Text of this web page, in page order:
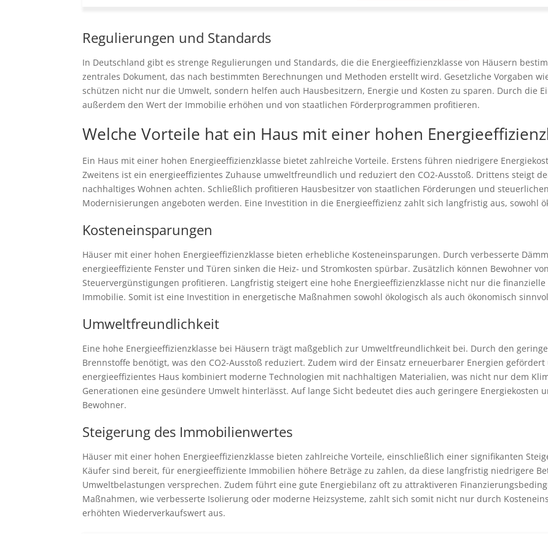
Regulierungen und Standards
In Deutschland gibt es strenge Regulierungen und Standards, die die Energieeffizienzklasse von Häusern
zentrales Dokument, das nach bestimmten Berechnungen und Methoden erstellt wird. Gesetzliche Vorgaben
schützen nicht nur die Umwelt, sondern helfen auch Hausbesitzern, Energie und Kosten zu sparen. Durch die
außerdem den Wert der Immobilie erhöhen und von staatlichen Förderprogrammen profitieren.
Welche Vorteile hat ein Haus mit einer hohen
Ein Haus mit einer hohen Energieeffizienzklasse bietet zahlreiche Vorteile. Erstens führen niedrigere
Zweitens ist ein energieeffizientes Zuhause umweltfreundlich und reduziert den CO2-Ausstoß. Drittens steigt
nachhaltiges Wohnen achten. Schließlich profitieren Hausbesitzer von staatlichen Förderungen und
Modernisierungen angeboten werden. Eine Investition in die Energieeffizienz zahlt sich langfristig aus, sowohl
Kosteneinsparungen
Häuser mit einer hohen Energieeffizienzklasse bieten erhebliche Kosteneinsparungen. Durch verbesserte
energieeffiziente Fenster und Türen sinken die Heiz- und Stromkosten spürbar. Zusätzlich können Bewohner
Steuervergünstigungen profitieren. Langfristig steigert eine hohe Energieeffizienzklasse nicht nur die
Immobilie. Somit ist eine Investition in energetische Maßnahmen sowohl ökologisch als auch ökonomisch
Umweltfreundlichkeit
Eine hohe Energieeffizienzklasse bei Häusern trägt maßgeblich zur Umweltfreundlichkeit bei. Durch den
Brennstoffe benötigt, was den CO2-Ausstoß reduziert. Zudem wird der Einsatz erneuerbarer Energien gefördert
energieeffizientes Haus kombiniert moderne Technologien mit nachhaltigen Materialien, was nicht nur dem
Generationen eine gesündere Umwelt hinterlässt. Auf lange Sicht bedeutet dies auch geringere Energiekosten
Bewohner.
Steigerung des Immobilienwertes
Häuser mit einer hohen Energieeffizienzklasse bieten zahlreiche Vorteile, einschließlich einer signifikanten
Käufer sind bereit, für energieeffiziente Immobilien höhere Beträge zu zahlen, da diese langfristig niedrigere
Umweltbelastungen versprechen. Zudem führt eine gute Energiebilanz oft zu attraktiveren
Maßnahmen, wie verbesserte Isolierung oder moderne Heizsysteme, zahlt sich somit nicht nur durch
erhöhten Wiederverkaufswert aus.